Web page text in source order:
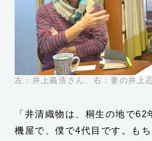
左：井上義浩さん、右：妻の井上
「井清織物は、桐生の地で
機屋で、僕で4代目です。も